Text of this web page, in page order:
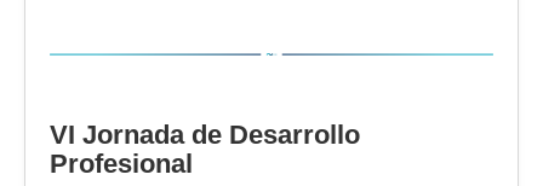
VI Jornada de Desarrollo
Profesional